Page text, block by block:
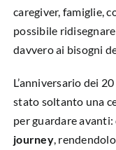
caregiver, famiglie,
possibile
davvero ai bisogni
L’anniversario dei
stato soltanto una
per guardare
journey,